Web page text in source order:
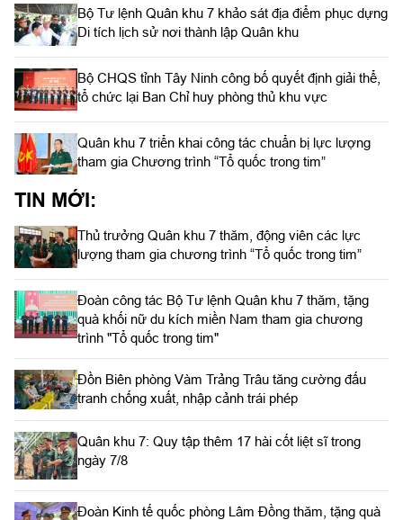
Bộ Tư lệnh Quân khu 7 khảo sát địa điểm phục dựng
Di tích lịch sử nơi thành lập Quân khu
Bộ CHQS tỉnh Tây Ninh công bố quyết định giải thể,
tổ chức lại Ban Chỉ huy phòng thủ khu vực
Quân khu 7 triển khai công tác chuẩn bị lực lượng
tham gia Chương trình “Tổ quốc trong tim”
TIN MỚI:
Thủ trưởng Quân khu 7 thăm, động viên các lực
lượng tham gia chương trình “Tổ quốc trong tim”
Đoàn công tác Bộ Tư lệnh Quân khu 7 thăm, tặng
quà khối nữ du kích miền Nam tham gia chương
trình "Tổ quốc trong tim"
Đồn Biên phòng Vàm Trảng Trâu tăng cường đấu
tranh chống xuất, nhập cảnh trái phép
Quân khu 7: Quy tập thêm 17 hài cốt liệt sĩ trong
ngày 7/8
Đoàn Kinh tế quốc phòng Lâm Đồng thăm, tặng quà